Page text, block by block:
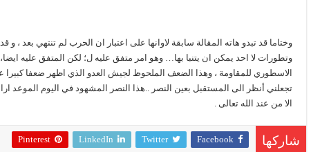
وختاما قد تبدو هاته المقالة سابقة لاوانها على اعتبار ان الحرب لم تنتهي بعد ،
وتطورات لا احد يمكن ان يتنبا بها… وهو امر متفق عليه ل؛ لكن المتفق عليه
الاسطوري للمقاومة ، وهذا الضعف الملحوظ لجيش العدو الذي اظهر ضعفا كبيرا
تجعلني أنظر الى المستقبل بعين النصر ..هذا النصر المشهود في اليوم الموعد اراه
الا من عند الله تعالى .
شاركها Facebook
Twitter
LinkedIn
Pinterest